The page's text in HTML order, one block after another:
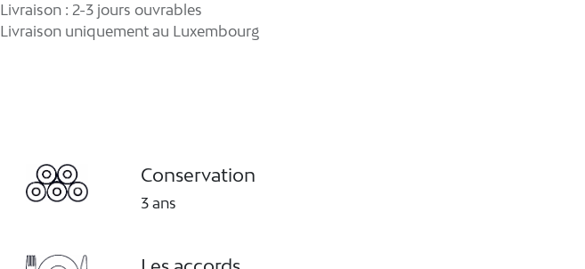
Livraison : 2-3 jours ouvrables
Livraison uniquement au Luxembourg
Conservation
3 ans